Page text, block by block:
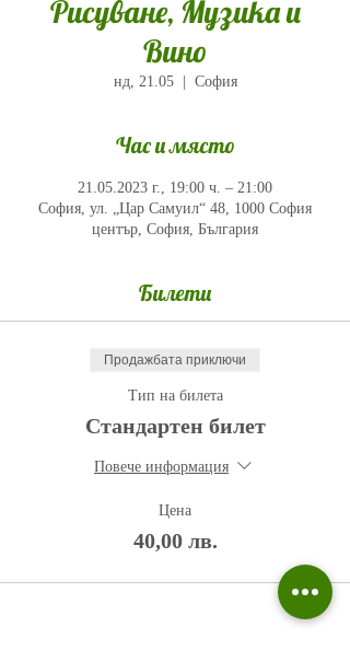
Рисуване, Музика и
Вино
нд, 21.05
  |
София
Час и място
21.05.2023 г., 19:00 ч. – 21:00
София, ул. „Цар Самуил“ 48, 1000 София
център, София, България
Билети
Продажбата приключи
Тип на билета
Стандартен билет
Повече информация
Цена
40,00 лв.